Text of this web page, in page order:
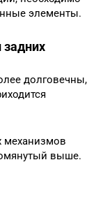
элементы.
долговечны,
механизмов
выше.